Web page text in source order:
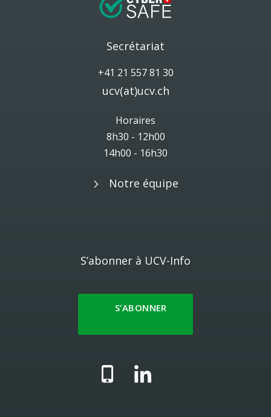
Secrétariat
+41 21 557 81 30
ucv(at)ucv.ch
Horaires
8h30 - 12h00
14h00 - 16h30
Notre équipe
S’abonner à UCV-Info
S’ABONNER